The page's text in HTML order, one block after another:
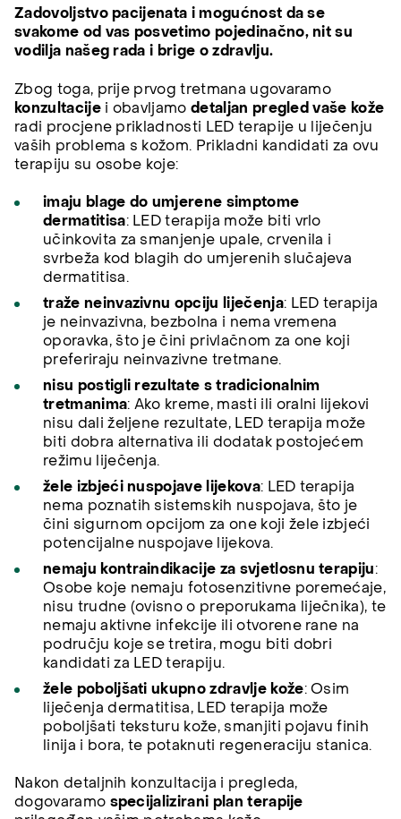
Zadovoljstvo pacijenata i mogućnost da se
svakome od vas posvetimo pojedinačno, nit su
vodilja našeg rada i brige o zdravlju.
Zbog toga, prije prvog tretmana ugovaramo
konzultacije i obavljamodetaljan pregled vaše kože
radi procjene prikladnosti LED terapije u liječenju
vaših problema s kožom. Prikladni kandidati za ovu
terapiju su osobe koje:
imaju blage do umjerene simptome
dermatitisa: LED terapija može biti vrlo
učinkovita za smanjenje upale, crvenila i
svrbeža kod blagih do umjerenih slučajeva
dermatitisa.
traže neinvazivnu opciju liječenja: LED terapija
je neinvazivna, bezbolna i nema vremena
oporavka, što je čini privlačnom za one koji
preferiraju neinvazivne tretmane.
nisu postigli rezultate s tradicionalnim
tretmanima: Ako kreme, masti ili oralni lijekovi
nisu dali željene rezultate, LED terapija može
biti dobra alternativa ili dodatak postojećem
režimu liječenja.
žele izbjeći nuspojave lijekova: LED terapija
nema poznatih sistemskih nuspojava, što je
čini sigurnom opcijom za one koji žele izbjeći
potencijalne nuspojave lijekova.
nemaju kontraindikacije za svjetlosnu terapiju:
Osobe koje nemaju fotosenzitivne poremećaje,
nisu trudne (ovisno o preporukama liječnika), te
nemaju aktivne infekcije ili otvorene rane na
području koje se tretira, mogu biti dobri
kandidati za LED terapiju.
žele poboljšati ukupno zdravlje kože: Osim
liječenja dermatitisa, LED terapija može
poboljšati teksturu kože, smanjiti pojavu finih
linija i bora, te potaknuti regeneraciju stanica.
Nakon detaljnih konzultacija i pregleda,
dogovaramo specijalizirani plan terapije